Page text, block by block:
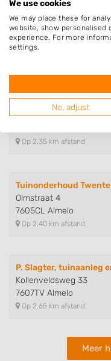
KroonGroen
Rohofstraat 37
7605AS Almelo
Huba Tuinen
Boomshoeksdwarsweg
Op 2,35 km afstand
Tuinonderhoud Twente
Olmstraat 4
7605CL Almelo
Op 2,40 km afstand
P. Slagter, tuinaanleg
Kollenveldsweg 33
7607TV Almelo
Op 2,65 km afstand
Meer
We use cookies
We may place these for
website, show personalised
experience. For more
settings.
No, adjust